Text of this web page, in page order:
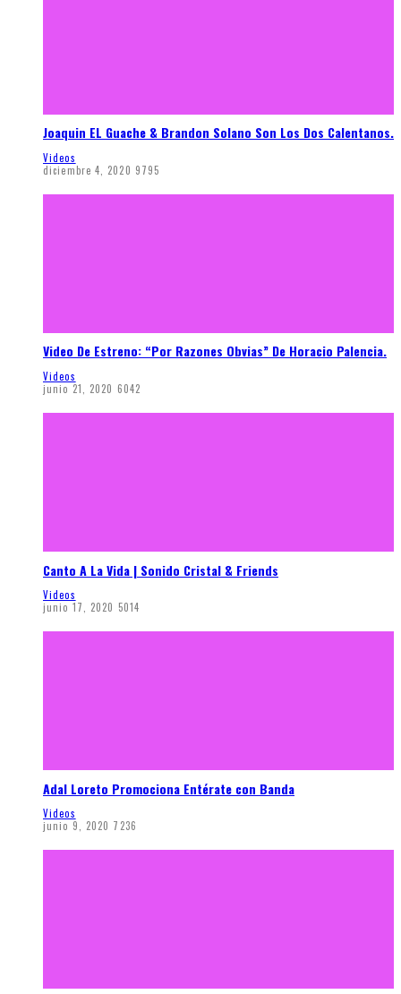
Joaquin EL Guache & Brandon Solano Son Los Dos Calentanos.
Videos
diciembre 4, 2020 9795
Video De Estreno: “Por Razones Obvias” De Horacio Palencia.
Videos
junio 21, 2020 6042
Canto A La Vida | Sonido Cristal & Friends
Videos
junio 17, 2020 5014
Adal Loreto Promociona Entérate con Banda
Videos
junio 9, 2020 7236